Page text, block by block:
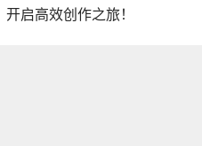
开启高效创作之旅！